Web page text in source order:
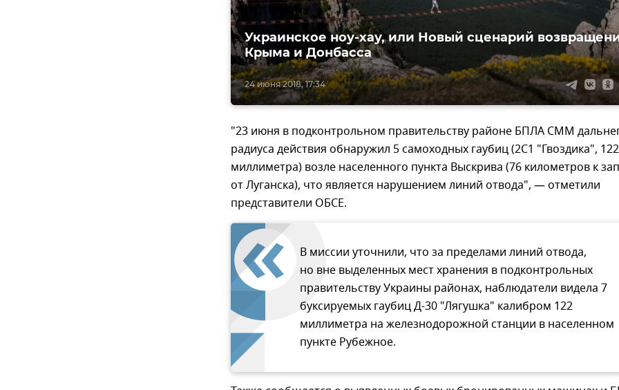
24 июня 2018, 17:34
Украинское ноу-хау, или Новый сценарий
Крыма и Донбасса
"23 июня в подконтрольном правительству районе БПЛА СММ
радиуса действия обнаружил 5 самоходных гаубиц (2С1 "Гвоздика", 122
миллиметра) возле населенного пункта Выскрива (76 километров к
от Луганска), что является нарушением линий отвода", — отметили
представители ОБСЕ.
В миссии уточнили, что за пределами линий отвода,
но вне выделенных мест хранения в подконтрольных
правительству Украины районах, наблюдатели видела 7
буксируемых гаубиц Д-30 "Лягушка" калибром 122
миллиметра на железнодорожной станции в населенном
пункте Рубежное.